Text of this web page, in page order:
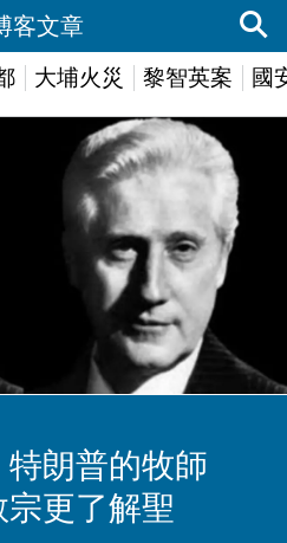
大埔火災 黎智英案 國
客文章
朗普的牧師
更了解聖